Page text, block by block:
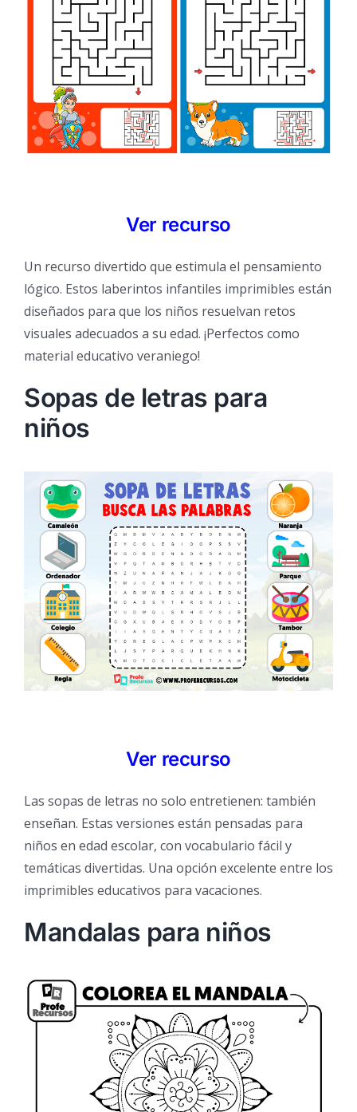
Ver recurso
Un recurso divertido que estimula el pensamiento
lógico. Estos laberintos infantiles imprimibles están
diseñados para que los niños resuelvan retos
visuales adecuados a su edad. ¡Perfectos como
material educativo veraniego!
Sopas de letras para
niños
Ver recurso
Las sopas de letras no solo entretienen: también
enseñan. Estas versiones están pensadas para
niños en edad escolar, con vocabulario fácil y
temáticas divertidas. Una opción excelente entre los
imprimibles educativos para vacaciones.
Mandalas para niños